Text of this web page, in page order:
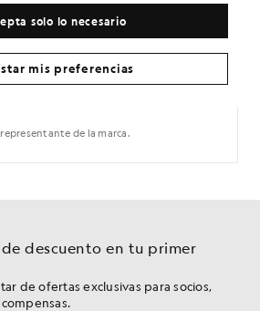
rellene nuestro formulario de contacto.
de la marca.
de descuento en tu primer
de ofertas exclusivas para socios,
solo lo necesario
mis preferencias